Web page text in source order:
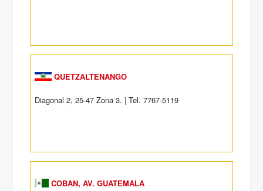
QUETZALTENANGO
Diagonal 2, 25-47 Zona 3. | Tel. 7767-5119
COBAN, AV. GUATEMALA